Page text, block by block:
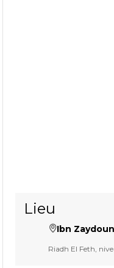
Lieu
Ibn Zaydoun
Riadh El Feth,